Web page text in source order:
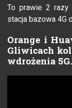
To prawie 2 razy
stacja bazowa 4G
Orange i
Gliwicach
wdrożenia 5G.